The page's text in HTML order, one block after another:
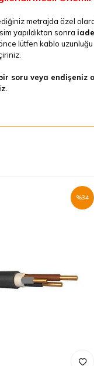
metrajda özel
yapıldıktan sonra
lütfen kablo
soru veya endişeniz
%34